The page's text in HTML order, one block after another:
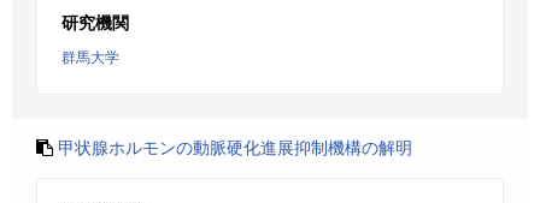
研究機関
群馬大学
甲状腺ホルモンの動脈硬化進展抑制機構の解明